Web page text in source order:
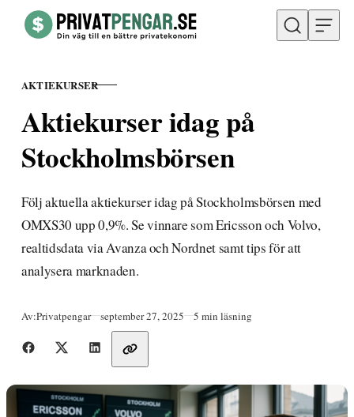
Hoppa till innehåll
KATEGORI
AKTIEKURSER
Aktiekurser idag på
Stockholmsbörsen
Följ aktuella aktiekurser idag på Stockholmsbörsen med
OMXS30 upp 0,9%. Se vinnare som Ericsson och Volvo,
realtidsdata via Avanza och Nordnet samt tips för att
analysera marknaden.
Av:Privatpengar Publicerad
september 27, 2025 5 min läsning
Dela med vänner